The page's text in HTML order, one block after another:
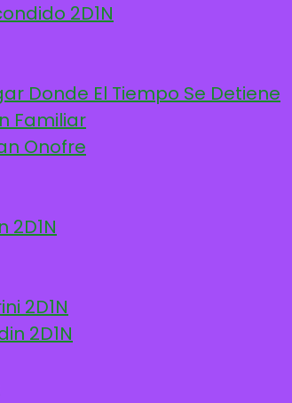
2D1N
Donde El Tiempo Se Detiene
Familiar
Onofre
2D1N
2D1N
2D1N